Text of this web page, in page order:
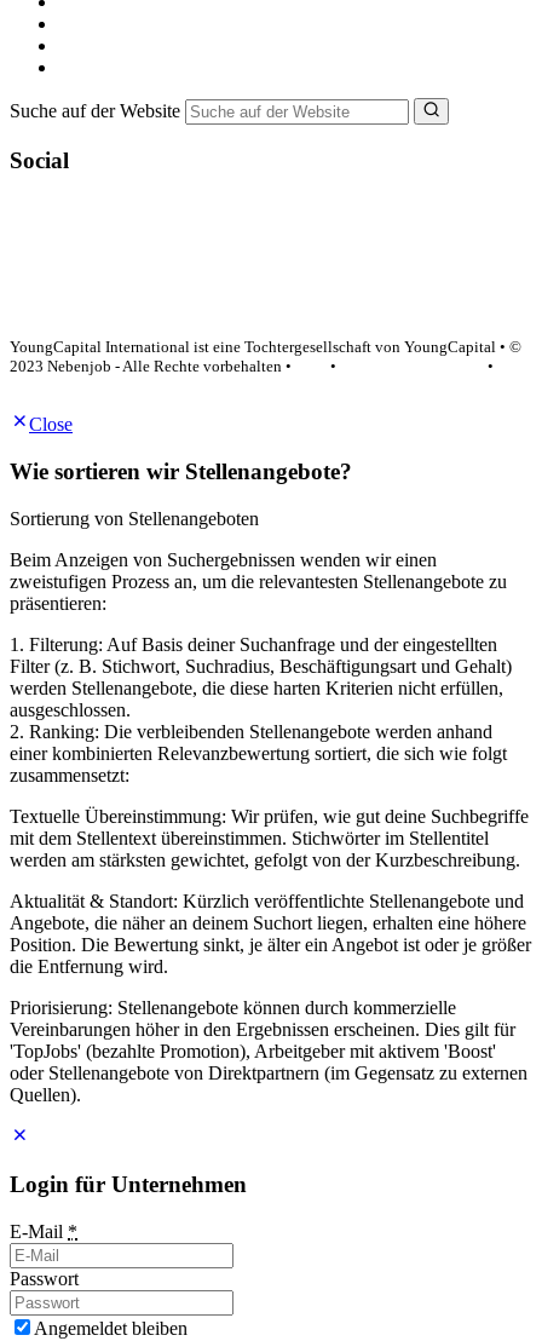
Suche auf der Website
Social
YoungCapital International ist eine Tochtergesellschaft von YoungCapital • ©
2023 Nebenjob - Alle Rechte vorbehalten •
•
•
Close
Wie sortieren wir Stellenangebote?
Sortierung von Stellenangeboten
Beim Anzeigen von Suchergebnissen wenden wir einen
zweistufigen Prozess an, um die relevantesten Stellenangebote zu
präsentieren:
1. Filterung: Auf Basis deiner Suchanfrage und der eingestellten
Filter (z. B. Stichwort, Suchradius, Beschäftigungsart und Gehalt)
werden Stellenangebote, die diese harten Kriterien nicht erfüllen,
ausgeschlossen.
2. Ranking: Die verbleibenden Stellenangebote werden anhand
einer kombinierten Relevanzbewertung sortiert, die sich wie folgt
zusammensetzt:
Textuelle Übereinstimmung: Wir prüfen, wie gut deine Suchbegriffe
mit dem Stellentext übereinstimmen. Stichwörter im Stellentitel
werden am stärksten gewichtet, gefolgt von der Kurzbeschreibung.
Aktualität & Standort: Kürzlich veröffentlichte Stellenangebote und
Angebote, die näher an deinem Suchort liegen, erhalten eine höhere
Position. Die Bewertung sinkt, je älter ein Angebot ist oder je größer
die Entfernung wird.
Priorisierung: Stellenangebote können durch kommerzielle
Vereinbarungen höher in den Ergebnissen erscheinen. Dies gilt für
'TopJobs' (bezahlte Promotion), Arbeitgeber mit aktivem 'Boost'
oder Stellenangebote von Direktpartnern (im Gegensatz zu externen
Quellen).
Login für Unternehmen
E-Mail *
Passwort
Angemeldet bleiben